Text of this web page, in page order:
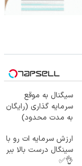
سیگنال به موقع
سرمایه گذاری (رایگان
به مدت محدود)
ارزش سرمایه ات رو با
سینگال درست بالا ببر
👌✅